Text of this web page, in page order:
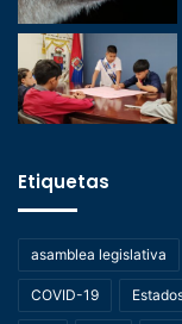
Etiquetas
asamblea legislativa
COVID-19